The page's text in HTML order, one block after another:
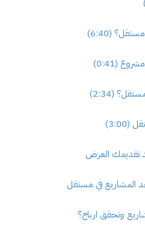
(6:40)
(0:41)
(2:34)
تقديمك العرض
المشاريع في مستقل
وتحقق ارباح؟